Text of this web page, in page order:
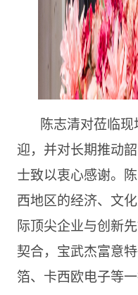
陈志清对莅临
迎，并对长期推动
士致以衷心感谢。
西地区的经济、文
际顶尖企业与创新
契合，宝武杰富意
箔、卡西欧电子等